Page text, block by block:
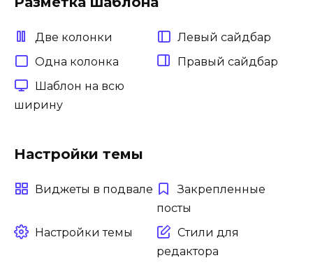
Две колонки
Левый сайдбар
Одна колонка
Правый сайдбар
Шаблон на всю
ширину
Настройки темы
Виджеты в подвале
Закрепленные
посты
Настройки темы
Стили для
редактора